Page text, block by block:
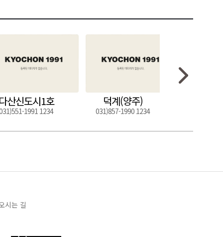
산신도시1호
1991 1234
덕계(양주)
031)857-1990 1234
시는 길